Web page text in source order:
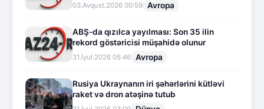
03.Avqust.2026 00:59 Avropa
ABŞ-da qızılca yayılması: Son 35 ilin
rekord göstəricisi müşahidə olunur
31.İyul.2026 05:46 Avropa
Rusiya Ukraynanın iri şəhərlərini kütləvi
raket və dron atəşinə tutub